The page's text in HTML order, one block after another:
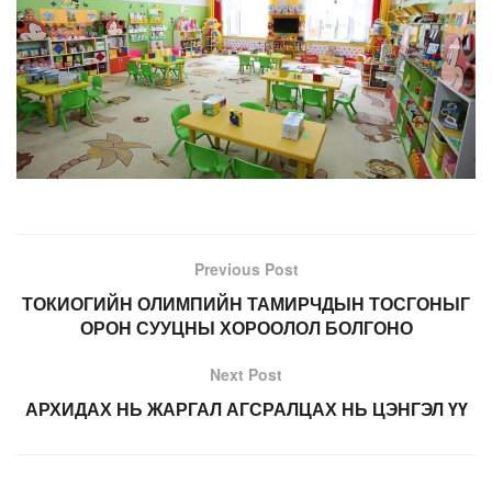
Previous Post
ТОКИОГИЙН ОЛИМПИЙН ТАМИРЧДЫН ТОСГОНЫГ
ОРОН СУУЦНЫ ХОРООЛОЛ БОЛГОНО
Next Post
АРХИДАХ НЬ ЖАРГАЛ АГСРАЛЦАХ НЬ ЦЭНГЭЛ ҮҮ